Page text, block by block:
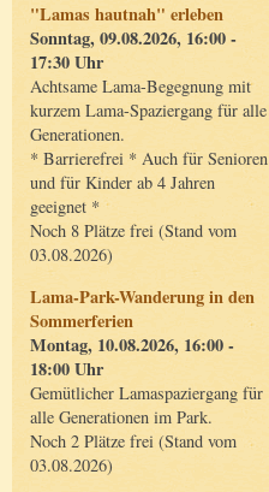
"Lamas hautnah" erleben
Sonntag, 09.08.2026, 16:00 -
17:30 Uhr
Achtsame Lama-Begegnung mit
kurzem Lama-Spaziergang für alle
Generationen.
* Barrierefrei * Auch für Senioren
und für Kinder ab 4 Jahren
geeignet *
Noch 8 Plätze frei (Stand vom
03.08.2026)
Lama-Park-Wanderung in den
Sommerferien
Montag, 10.08.2026, 16:00 -
18:00 Uhr
Gemütlicher Lamaspaziergang für
alle Generationen im Park.
Noch 2 Plätze frei (Stand vom
03.08.2026)